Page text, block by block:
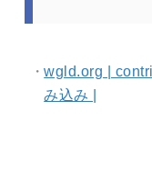
wgld.org |
み込み |